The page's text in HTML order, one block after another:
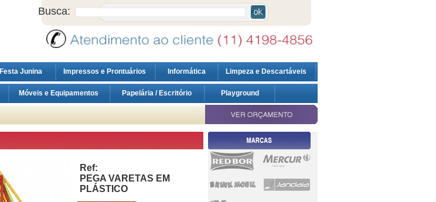
Busca:
Festa Junina Impressos e Prontuários Informática Limpeza e Descartáveis
Móveis e Equipamentos Papelária / Escritório Playground
Ref:
PEGA VARETAS EM
PLÁSTICO